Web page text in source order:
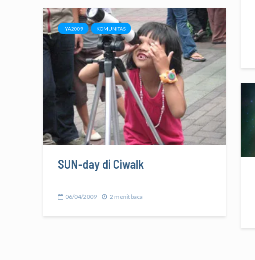
IYA2009 KOMUNITAS
SUN-day di Ciwalk
06/04/2009 2 menit baca